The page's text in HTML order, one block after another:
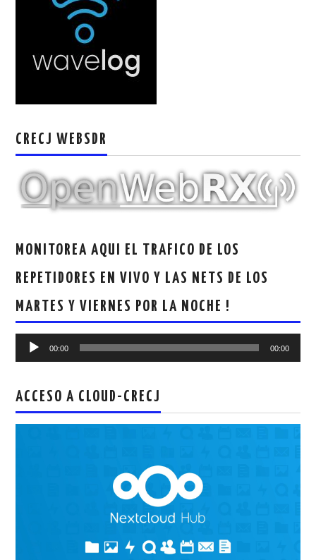
W5WIN
MUMLA APP ( MUY FÁCIL )
CRECJ WEBSDR
MONITOREA AQUI EL TRAFICO DE LOS
REPETIDORES EN VIVO Y LAS NETS DE LOS
MARTES Y VIERNES POR LA NOCHE !
Reproductor
00:00 00:00
ACCESO A CLOUD-CRECJ